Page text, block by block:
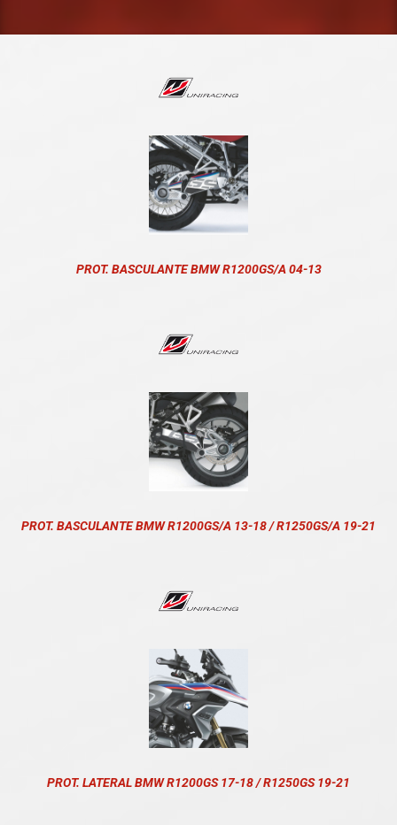
PROT. BASCULANTE BMW R1200GS/A 04-13
PROT. BASCULANTE BMW R1200GS/A 13-18 / R1250GS/A 19-21
PROT. LATERAL BMW R1200GS 17-18 / R1250GS 19-21